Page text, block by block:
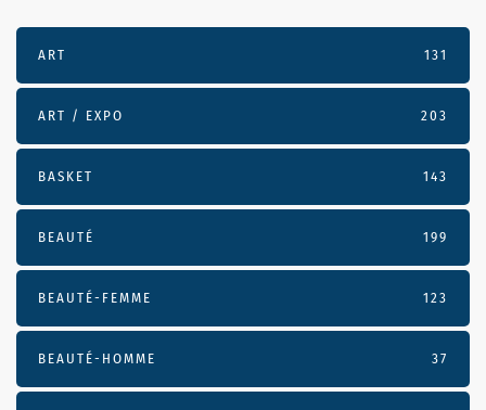
ART 131
ART / EXPO 203
BASKET 143
BEAUTÉ 199
BEAUTÉ-FEMME 123
BEAUTÉ-HOMME 37